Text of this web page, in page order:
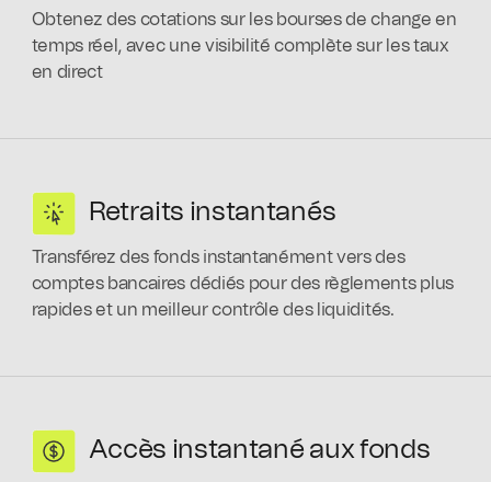
Obtenez des cotations sur les bourses de change en
temps réel, avec une visibilité complète sur les taux
en direct
Retraits instantanés
Transférez des fonds instantanément vers des
comptes bancaires dédiés pour des règlements plus
rapides et un meilleur contrôle des liquidités.
Accès instantané aux fonds